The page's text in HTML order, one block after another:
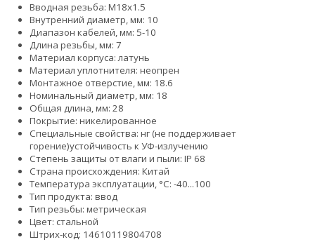
Вводная резьба: M18x1.5
Внутренний диаметр, мм: 10
Диапазон кабелей, мм: 5-10
Длина резьбы, мм: 7
Материал корпуса: латунь
Материал уплотнителя: неопрен
Монтажное отверстие, мм: 18.6
Номинальный диаметр, мм: 18
Общая длина, мм: 28
Покрытие: никелированное
Специальные свойства: нг (не поддерживает
горение)устойчивость к УФ-излучению
Степень защиты от влаги и пыли: IP 68
Страна происхождения: Китай
Температура эксплуатации, °С: -40...100
Тип продукта: ввод
Тип резьбы: метрическая
Цвет: стальной
Штрих-код: 14610119804708